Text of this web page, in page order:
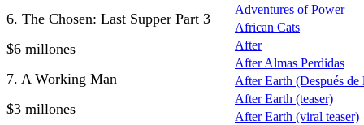
6. The Chosen: Last Supper Part 3
$6 millones
7. A Working Man
$3 millones
Adventures of Power
African Cats
After
After Almas Perdidas
After Earth (Después de
After Earth (teaser)
After Earth (viral teaser)